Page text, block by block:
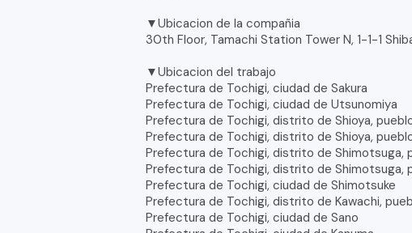
▼Ubicacion de la compañia
30th Floor, Tamachi Station Tower N, 1-1-1
▼Ubicacion del trabajo
Prefectura de Tochigi, ciudad de Sakura
Prefectura de Tochigi, ciudad de Utsunomiya
Prefectura de Tochigi, distrito de Shioya,
Prefectura de Tochigi, distrito de Shioya,
Prefectura de Tochigi, distrito de Shimotsuga,
Prefectura de Tochigi, distrito de Shimotsuga,
Prefectura de Tochigi, ciudad de Shimotsuke
Prefectura de Tochigi, distrito de Kawachi,
Prefectura de Tochigi, ciudad de Sano